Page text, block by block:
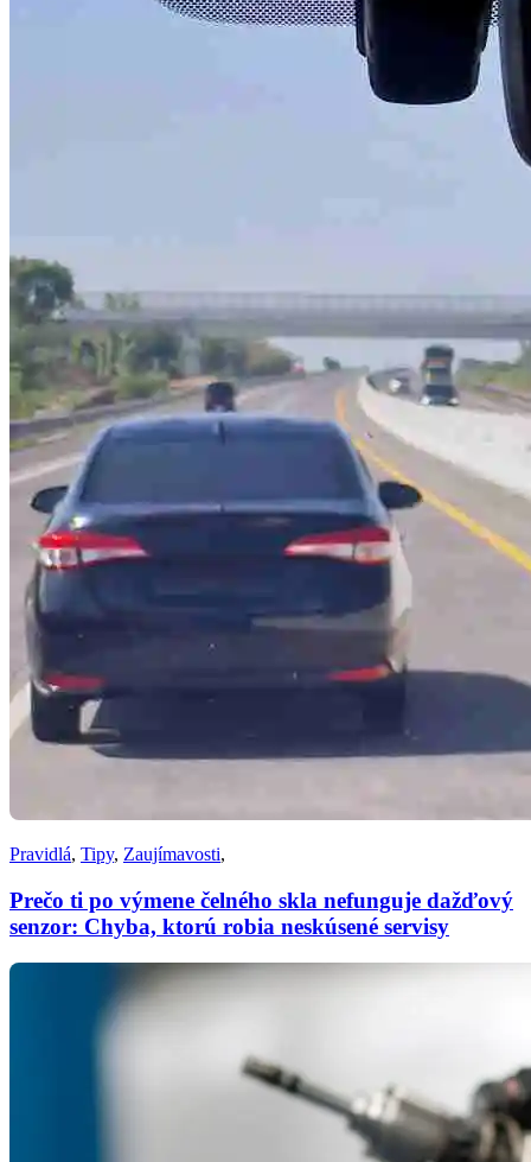
Pravidlá, Tipy, Zaujímavosti,
Prečo ti po výmene čelného skla nefunguje dažďový
senzor: Chyba, ktorú robia neskúsené servisy